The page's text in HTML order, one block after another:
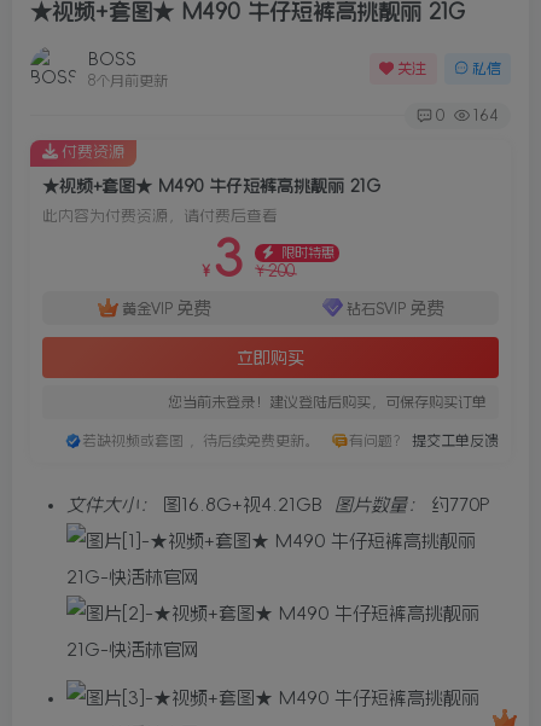
★视频+套图★ M490 牛仔短裤高挑靓丽 21G
BOSS
8个月前更新
关注 私信
0 164
★视频+套图★ M490 牛仔短裤高挑靓丽 21G
此内容为付费资源，请付费后查看
¥ 3
限时特惠
¥ 200
黄金VIP 免费 钻石SVIP 免费
立即购买
您当前未登录！建议登陆后购买，可保存购买订单
若缺视频或套图 ，待后续免费更新。 有问题？ 提交工单反馈
付费资源
文件大小： 图16.8G+视4.21GB 图片数量： 约770P